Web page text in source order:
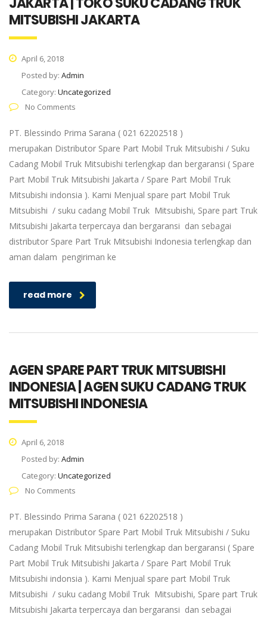
MITSUBISHI JAKARTA
April 6, 2018
Posted by: Admin
Category: Uncategorized
No Comments
PT. Blessindo Prima Sarana ( 021 62202518 )
merupakan Distributor Spare Part Mobil Truk Mitsubishi / Suku
Cadang Mobil Truk Mitsubishi terlengkap dan bergaransi ( Spare
Part Mobil Truk Mitsubishi Jakarta / Spare Part Mobil Truk
Mitsubishi indonsia ). Kami Menjual spare part Mobil Truk
Mitsubishi / suku cadang Mobil Truk Mitsubishi, Spare part Truk
Mitsubishi Jakarta terpercaya dan bergaransi dan sebagai
distributor Spare Part Truk Mitsubishi Indonesia terlengkap dan
aman dalam pengiriman ke
read more
AGEN SPARE PART TRUK MITSUBISHI
INDONESIA | AGEN SUKU CADANG TRUK
MITSUBISHI INDONESIA
April 6, 2018
Posted by: Admin
Category: Uncategorized
No Comments
PT. Blessindo Prima Sarana ( 021 62202518 )
merupakan Distributor Spare Part Mobil Truk Mitsubishi / Suku
Cadang Mobil Truk Mitsubishi terlengkap dan bergaransi ( Spare
Part Mobil Truk Mitsubishi Jakarta / Spare Part Mobil Truk
Mitsubishi indonsia ). Kami Menjual spare part Mobil Truk
Mitsubishi / suku cadang Mobil Truk Mitsubishi, Spare part Truk
Mitsubishi Jakarta terpercaya dan bergaransi dan sebagai